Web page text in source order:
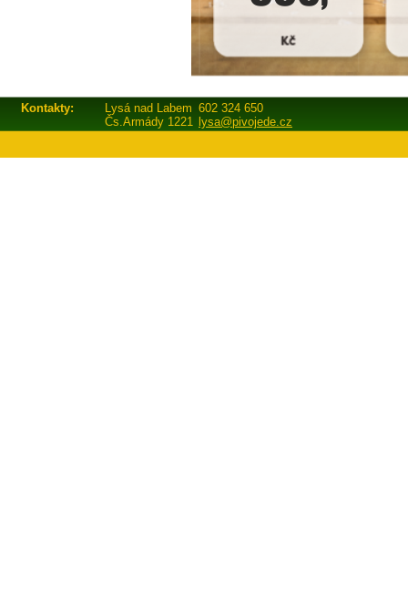
Kontakty: Lysá nad Labem 602 324 650
Čs.Armády 1221 lysa@pivojede.cz